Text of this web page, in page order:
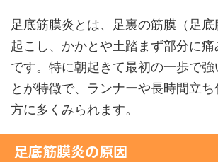
足底筋膜炎とは、足裏の筋膜（足
起こし、かかとや土踏まず部分に
です。特に朝起きて最初の一歩で強
とが特徴で、ランナーや長時間立
方に多くみられます。
足底筋膜炎の原因